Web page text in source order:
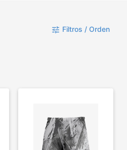
tune Filtros / Orden